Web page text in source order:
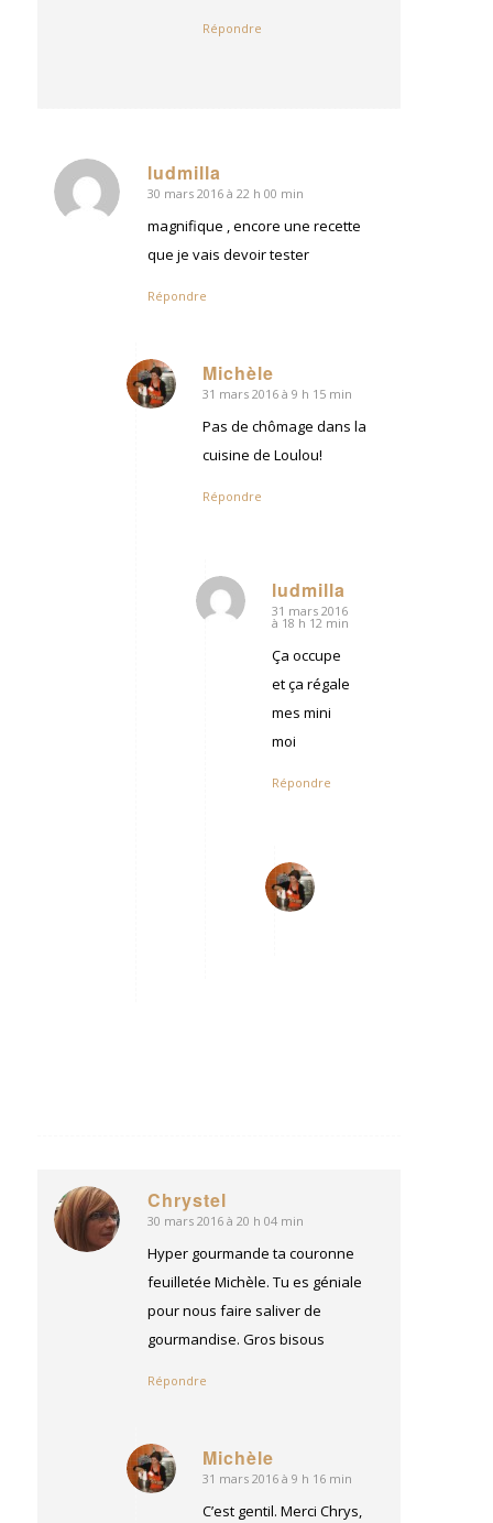
Répondre
ludmilla
dit
:
30 mars 2016 à 22 h 00 min
magnifique , encore une recette
que je vais devoir tester
Répondre
Michèle
dit
31 mars 2016 à 9 h 15 min
Pas de chômage dans la
cuisine de Loulou!
Répondre
ludmilla
dit
31 mars 2016
à 18 h 12 min
Ça occupe
et ça régale
mes mini
moi
Répondre
Chrystel
dit
:
30 mars 2016 à 20 h 04 min
Hyper gourmande ta couronne
feuilletée Michèle. Tu es géniale
pour nous faire saliver de
gourmandise. Gros bisous
Répondre
Michèle
dit
31 mars 2016 à 9 h 16 min
C’est gentil. Merci Chrys,